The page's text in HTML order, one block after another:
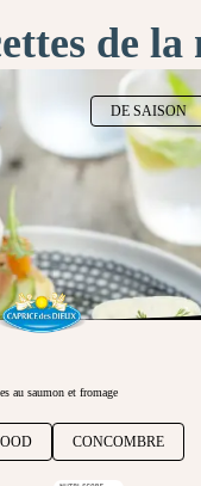
de la
DE SAISON
au saumon et fromage
CONCOMBRE